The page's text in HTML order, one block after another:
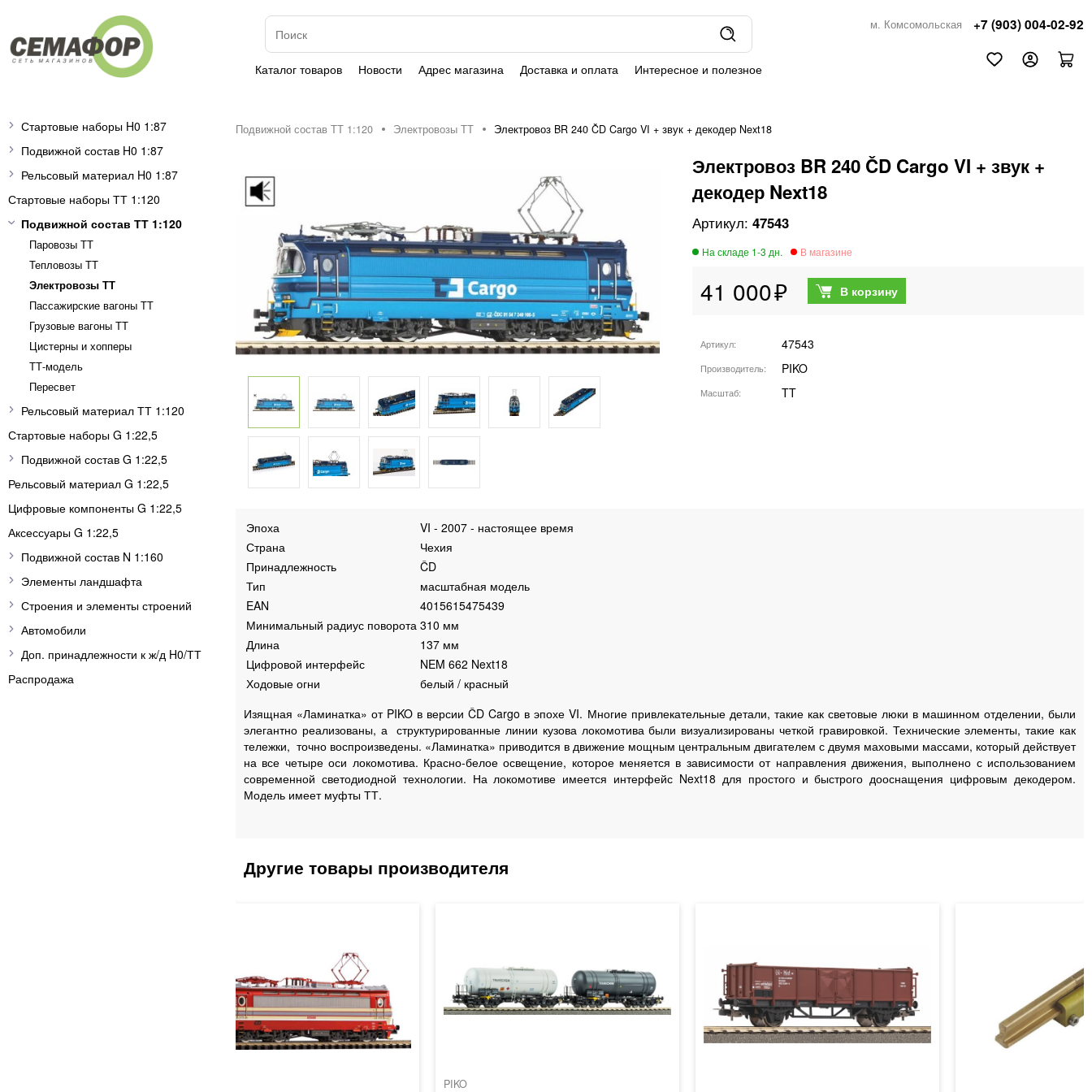
Каталог товаров Новости Адрес магазина Доставка и оплата Интересное и полезное
м. Комсомольская +7 (903) 004-02-92
Стартовые наборы H0 1:87
Подвижной состав H0 1:87
Рельсовый материал H0 1:87
Стартовые наборы ТТ 1:120
Подвижной состав ТТ 1:120
Паровозы ТТ
Тепловозы ТТ
Электровозы ТТ
Пассажирские вагоны TT
Грузовые вагоны ТТ
Цистерны и хопперы
ТТ-модель
Пересвет
Рельсовый материал ТТ 1:120
Стартовые наборы G 1:22,5
Подвижной состав G 1:22,5
Рельсовый материал G 1:22,5
Цифровые компоненты G 1:22,5
Аксессуары G 1:22,5
Подвижной состав N 1:160
Элементы ландшафта
Строения и элементы строений
Автомобили
Доп. принадлежности к ж/д H0/ТТ
Распродажа
Подвижной состав ТТ 1:120 Электровозы ТТ Электровоз BR 240 ČD Cargo VI + звук + декодер Next18
Электровоз BR 240 ČD Cargo VI + звук +
декодер Next18
47543
41 000
Артикул 47543
Производитель PIKO
Масштаб TT
Эпоха
VI - 2007 - настоящее время
Страна
Чехия
Принадлежность
ČD
Тип
масштабная модель
EAN
4015615475439
Минимальный радиус поворота 310 мм
Длина
137 мм
Цифровой интерфейс
NEM 662 Next18
Ходовые огни
белый / красный
Изящная «Ламинатка» от PIKO в версии ČD Cargo в эпохе VI. Многие привлекательные детали, такие как световые люки в машинном отделении, были
элегантно реализованы, а структурированные линии кузова локомотива были визуализированы четкой гравировкой. Технические элементы, такие как
тележки, точно воспроизведены. «Ламинатка» приводится в движение мощным центральным двигателем с двумя маховыми массами, который действует
на все четыре оси локомотива. Красно-белое освещение, которое меняется в зависимости от направления движения, выполнено с использованием
современной светодиодной технологии. На локомотиве имеется интерфейс Next18 для простого и быстрого дооснащения цифровым декодером.
Модель имеет муфты ТТ.
PIKO